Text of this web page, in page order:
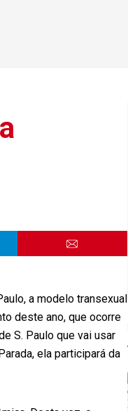
a modelo transexual
deste ano, que ocorre
S. Paulo que vai usar
ela participará da